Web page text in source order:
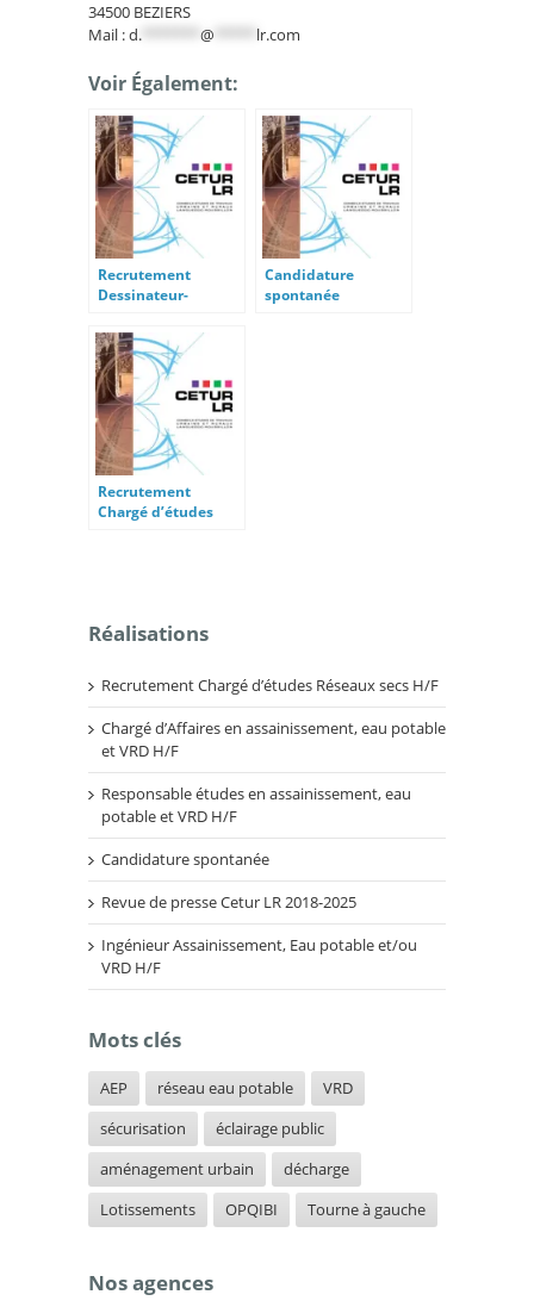
34500 BEZIERS
Mail :d. @ lr.com
Voir Également:
Recrutement
Dessinateur-
secs h/f
Candidature
spontanée
Recrutement
Chargé d’études
Réalisations
Recrutement Chargé d’études Réseaux secs H/F
Chargé d’Affaires en assainissement, eau potable
et VRD H/F
Responsable études en assainissement, eau
potable et VRD H/F
Candidature spontanée
Revue de presse Cetur LR 2018-2025
Ingénieur Assainissement, Eau potable et/ou
VRD H/F
Mots clés
AEP réseau eau potable
VRD
sécurisation
éclairage public
aménagement urbain
décharge
Lotissements
OPQIBI Tourne à gauche
Nos agences